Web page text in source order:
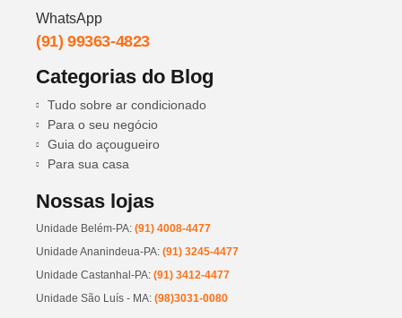
WhatsApp
(91) 99363-4823
Categorias do Blog
Tudo sobre ar condicionado
Para o seu negócio
Guia do açougueiro
Para sua casa
Nossas lojas
Unidade Belém-PA: (91) 4008-4477
Unidade Ananindeua-PA: (91) 3245-4477
Unidade Castanhal-PA: (91) 3412-4477
Unidade São Luís - MA: (98)3031-0080